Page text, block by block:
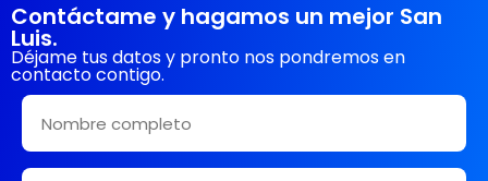
Contáctame y hagamos un mejor San
Luis.
Déjame tus datos y pronto nos pondremos en
contacto contigo.